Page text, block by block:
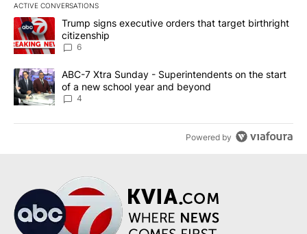
ACTIVE CONVERSATIONS
The following is a list of the most commented articles in the last
A trending article titled "Trump signs executive orders that
Trump signs executive orders that target birthright
citizenship
6
A trending article titled "ABC-7 Xtra Sunday - Superintendents
ABC-7 Xtra Sunday - Superintendents on the start
of a new school year and beyond
4
Powered by